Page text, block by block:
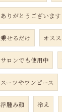
ありがとうございます
乗せるだけ オスス
サロンでも使用中
スーツやワンピース
浮腫み顔 冷え